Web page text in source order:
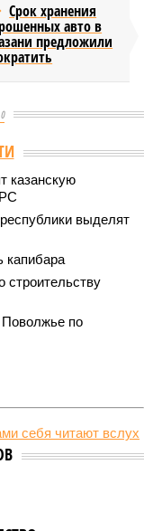
Срок хранения
авто в
предложили
0
казанскую
выделят
капибара
строительству
Поволжье по